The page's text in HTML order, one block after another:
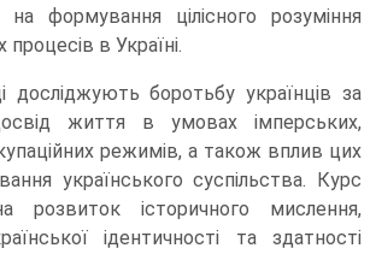
формування цілісного розуміння
в Україні.
досліджують боротьбу українців за
життя в умовах імперських,
режимів, а також вплив цих
українського суспільства. Курс
розвиток історичного мислення,
ідентичності та здатності